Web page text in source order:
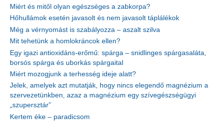
Miért és mitől olyan egészséges a zabkorpa?
Hőhullámok esetén javasolt és nem javasolt táplálékok
Még a vérnyomást is szabályozza – aszalt szilva
Mit tehetünk a homlokráncok ellen?
Egy igazi antioxidáns-erőmű: spárga – snidlinges spárgasaláta,
borsós spárga és uborkás spárgaital
Miért mozogjunk a terhesség ideje alatt?
Jelek, amelyek azt mutatják, hogy nincs elegendő magnézium a
szervezetünkben, azaz a magnézium egy szívegészségügyi
„szupersztár”
Kertem éke – paradicsom